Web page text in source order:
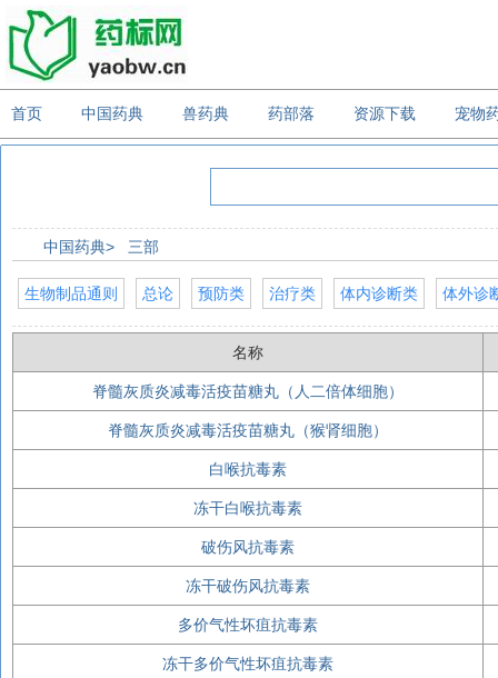
首页 中国药典 兽药典 药部落 资源下载 宠物
中国药典> 三部
生物制品通则 总论 预防类 治疗类 体内诊断类 体外诊
名称
脊髓灰质炎减毒活疫苗糖丸（人二倍体细胞）
脊髓灰质炎减毒活疫苗糖丸（猴肾细胞）
白喉抗毒素
冻干白喉抗毒素
破伤风抗毒素
冻干破伤风抗毒素
多价气性坏疽抗毒素
冻干多价气性坏疽抗毒素